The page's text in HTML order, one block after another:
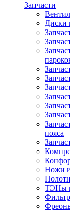
Запчасти
Диски
пояса
Ножи и
ТЭНы